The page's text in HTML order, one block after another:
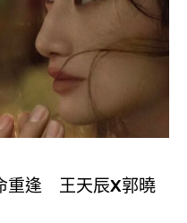
重逢 王天辰X郭曉